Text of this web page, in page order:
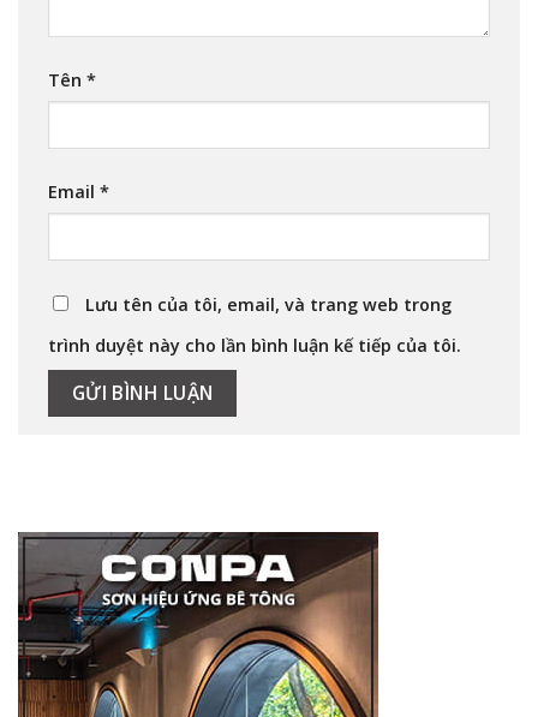
Tên *
Email *
Lưu tên của tôi, email, và trang web trong
trình duyệt này cho lần bình luận kế tiếp của tôi.